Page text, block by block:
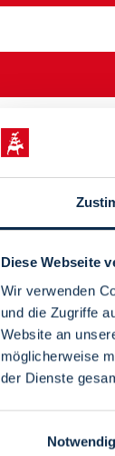
Diese Webseite
Wir verwenden
und die Zugriffe
Website an
möglicherweise
der Dienste
Notwendig